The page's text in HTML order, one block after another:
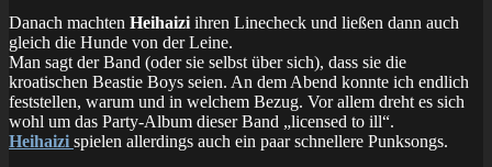
Danach machten Heihaiziihren Linecheck und ließen dann auch
gleich die Hunde von der Leine.
Man sagt der Band (oder sie selbst über sich), dass sie die
kroatischen Beastie Boys seien. An dem Abend konnte ich endlich
feststellen, warum und in welchem Bezug. Vor allem dreht es sich
wohl um das Party-Album dieser Band „licensed to ill“.
Heihaizi spielen allerdings auch ein paar schnellere Punksongs.